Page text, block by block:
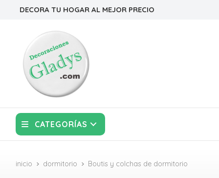
DECORA TU HOGAR AL MEJOR PRECIO
CATEGORÍAS
inicio dormitorio Boutis y colchas de dormitorio